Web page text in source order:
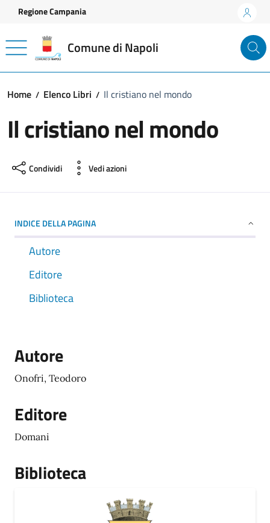
Vai ai contenuti
Vai al footer
Regione Campania
Comune di Napoli
Home Elenco Libri Il cristiano nel mondo
Il cristiano nel mondo
Condividi Vedi azioni
INDICE DELLA PAGINA
Autore
Editore
Biblioteca
Autore
Onofri, Teodoro
Editore
Domani
Biblioteca